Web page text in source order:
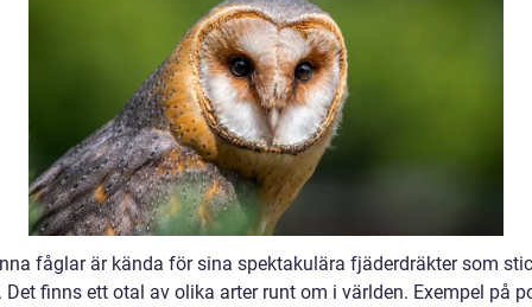
fåglar är kända för sina spektakulära fjäderdräkter som
Det finns ett otal av olika arter runt om i världen. Exempel på